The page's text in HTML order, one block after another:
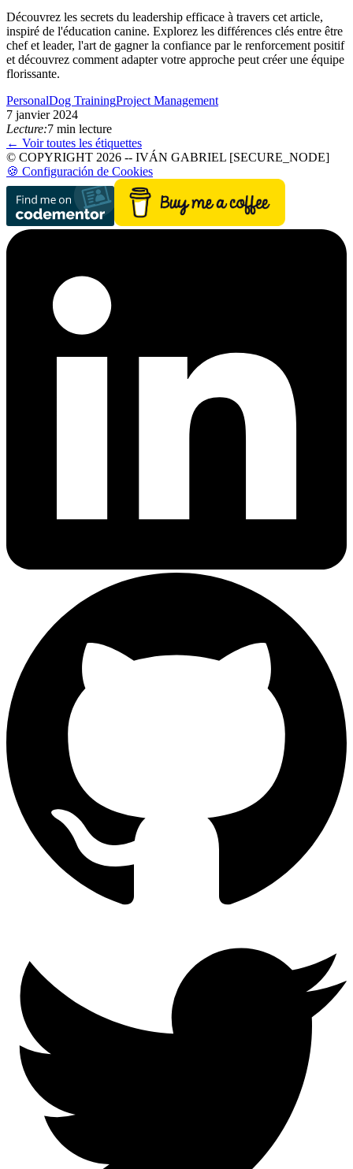
Découvrez les secrets du leadership efficace à travers cet article,
inspiré de l'éducation canine. Explorez les différences clés entre être
chef et leader, l'art de gagner la confiance par le renforcement positif
et découvrez comment adapter votre approche peut créer une équipe
florissante.
PersonalDog TrainingProject Management
7 janvier 2024
Lecture:7 min lecture
← Voir toutes les étiquettes
© COPYRIGHT 2026 -- IVÁN GABRIEL [SECURE_NODE]
🍪 Configuración de Cookies